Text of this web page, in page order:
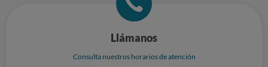
Llámanos
Consulta nuestros horarios de atención